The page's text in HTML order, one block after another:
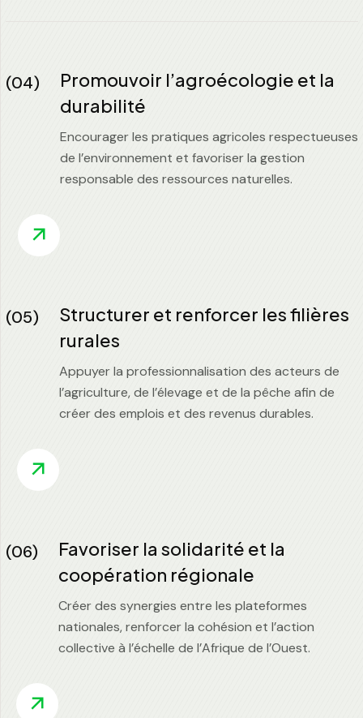
(04)
Promouvoir l’agroécologie et la
durabilité
Encourager les pratiques agricoles respectueuses
de l’environnement et favoriser la gestion
responsable des ressources naturelles.
(05)
Structurer et renforcer les filières
rurales
Appuyer la professionnalisation des acteurs de
l’agriculture, de l’élevage et de la pêche afin de
créer des emplois et des revenus durables.
(06)
Favoriser la solidarité et la
coopération régionale
Créer des synergies entre les plateformes
nationales, renforcer la cohésion et l’action
collective à l’échelle de l’Afrique de l’Ouest.